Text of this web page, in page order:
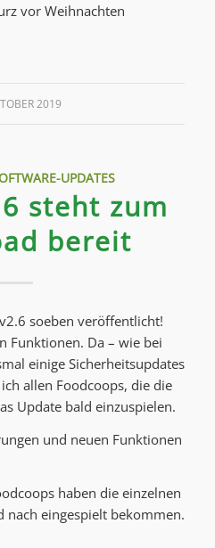
vor Weihnachten
2019
UPDATES
steht zum
bereit
soeben veröffentlicht!
Funktionen. Da – wie bei
einige Sicherheitsupdates
allen Foodcoops, die die
Update bald einzuspielen.
und neuen Funktionen
haben die einzelnen
nach eingespielt bekommen.